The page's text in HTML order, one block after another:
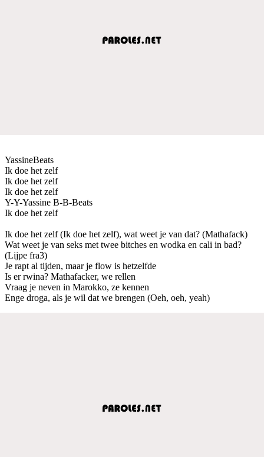
YassineBeats
Ik doe het zelf
Ik doe het zelf
Ik doe het zelf
Y-Y-Yassine B-B-Beats
Ik doe het zelf
Ik doe het zelf (Ik doe het zelf), wat weet je van dat? (Mathafack)
Wat weet je van seks met twee bitches en wodka en cali in bad?
(Lijpe fra3)
Je rapt al tijden, maar je flow is hetzelfde
Is er rwina? Mathafacker, we rellen
Vraag je neven in Marokko, ze kennen
Enge droga, als je wil dat we brengen (Oeh, oeh, yeah)